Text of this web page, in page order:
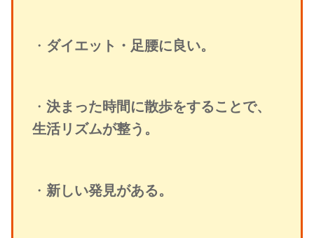
・ ダイエット・足腰に良い。
・ 決まった時間に散歩をすることで、
生活リズムが整う。
・ 新しい発見がある。